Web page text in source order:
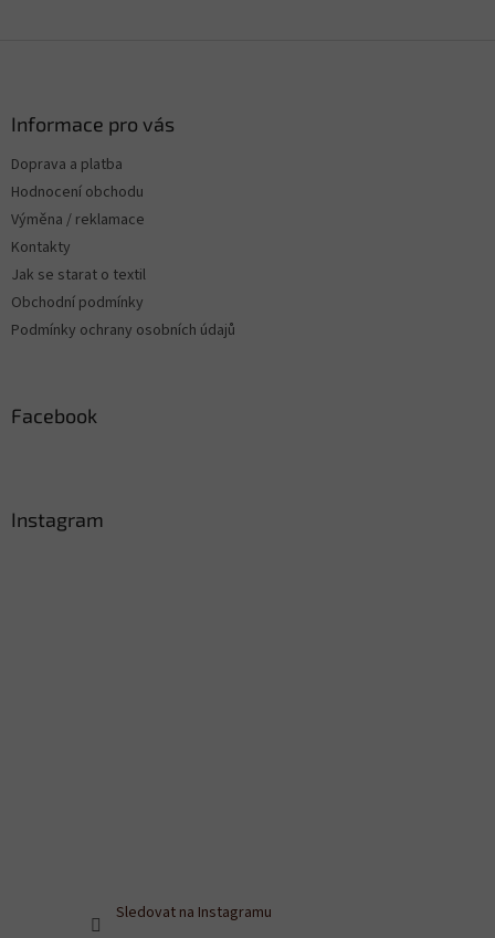
Informace pro vás
Doprava a platba
Hodnocení obchodu
Výměna / reklamace
Kontakty
Jak se starat o textil
Obchodní podmínky
Podmínky ochrany osobních údajů
Facebook
Instagram
Sledovat na Instagramu